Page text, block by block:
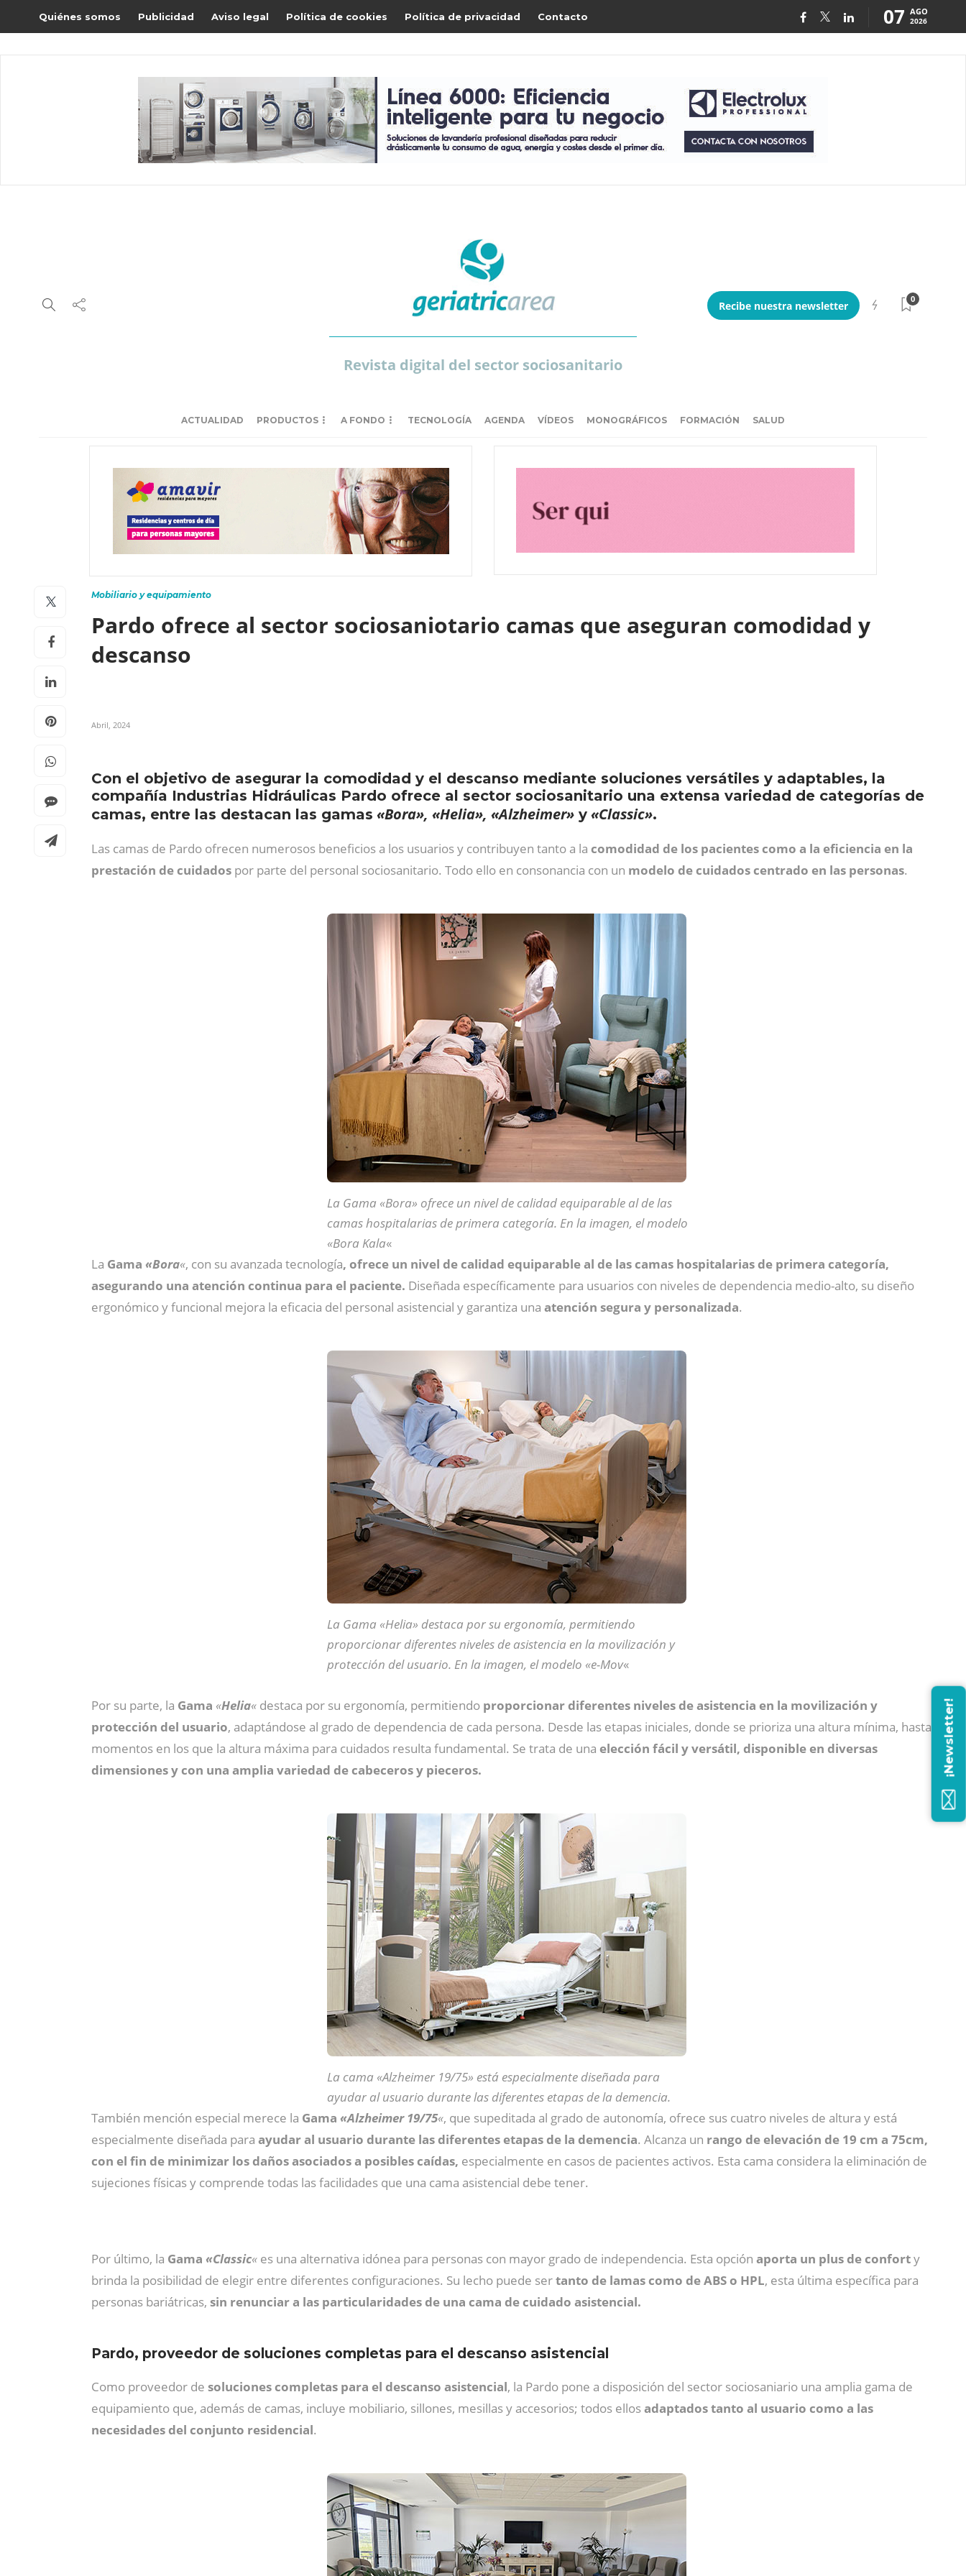
Quiénes somos Publicidad Aviso legal Política de cookies Política de privacidad Contacto 07 AGO
2026
Revista digital del sector sociosanitario
Recibe nuestra newsletter
0
ACTUALIDAD PRODUCTOS A FONDO TECNOLOGÍA AGENDA VÍDEOS MONOGRÁFICOS FORMACIÓN SALUD
Mobiliario y equipamiento
Pardo ofrece al sector sociosaniotario camas que aseguran comodidad y
descanso
Abril, 2024
Con el objetivo de asegurar la comodidad y el descanso mediante soluciones versátiles y adaptables, la
compañía Industrias Hidráulicas Pardo ofrece al sector sociosanitario una extensa variedad de categorías de
camas, entre las destacan las gamas «Bora», «Helia», «Alzheimer» y «Classic».
Las camas de Pardo ofrecen numerosos beneficios a los usuarios y contribuyen tanto a la comodidad de los pacientes como a la eficiencia en la
prestación de cuidados por parte del personal sociosanitario. Todo ello en consonancia con un modelo de cuidados centrado en las personas.
La Gama «Bora» ofrece un nivel de calidad equiparable al de las
camas hospitalarias de primera categoría. En la imagen, el modelo
«Bora Kala«
La Gama «Bora«, con su avanzada tecnología, ofrece un nivel de calidad equiparable al de las camas hospitalarias de primera categoría,
asegurando una atención continua para el paciente. Diseñada específicamente para usuarios con niveles de dependencia medio-alto, su diseño
ergonómico y funcional mejora la eficacia del personal asistencial y garantiza una atención segura y personalizada.
La Gama «Helia» destaca por su ergonomía, permitiendo
proporcionar diferentes niveles de asistencia en la movilización y
protección del usuario. En la imagen, el modelo «e-Mov«
Por su parte, la Gama «Helia« destaca por su ergonomía, permitiendo proporcionar diferentes niveles de asistencia en la movilización y
protección del usuario, adaptándose al grado de dependencia de cada persona. Desde las etapas iniciales, donde se prioriza una altura mínima, hasta
momentos en los que la altura máxima para cuidados resulta fundamental. Se trata de una elección fácil y versátil, disponible en diversas
dimensiones y con una amplia variedad de cabeceros y pieceros.
La cama «Alzheimer 19/75» está especialmente diseñada para
ayudar al usuario durante las diferentes etapas de la demencia.
También mención especial merece la Gama «Alzheimer 19/75«, que supeditada al grado de autonomía, ofrece sus cuatro niveles de altura y está
especialmente diseñada para ayudar al usuario durante las diferentes etapas de la demencia. Alcanza un rango de elevación de 19 cm a 75cm,
con el fin de minimizar los daños asociados a posibles caídas, especialmente en casos de pacientes activos. Esta cama considera la eliminación de
sujeciones físicas y comprende todas las facilidades que una cama asistencial debe tener.
Por último, la Gama «Classic« es una alternativa idónea para personas con mayor grado de independencia. Esta opción aporta un plus de conforty
brinda la posibilidad de elegir entre diferentes configuraciones. Su lecho puede sertanto de lamas como de ABS o HPL, esta última específica para
personas bariátricas, sin renunciar a las particularidades de una cama de cuidado asistencial.
Pardo, proveedor de soluciones completas para el descanso asistencial
Como proveedor de soluciones completas para el descanso asistencial, la Pardo pone a disposición del sector sociosaniario una amplia gama de
equipamiento que, además de camas, incluye mobiliario, sillones, mesillas y accesorios; todos ellosadaptados tanto al usuario como a las
necesidades del conjunto residencial.
¡Newsletter!